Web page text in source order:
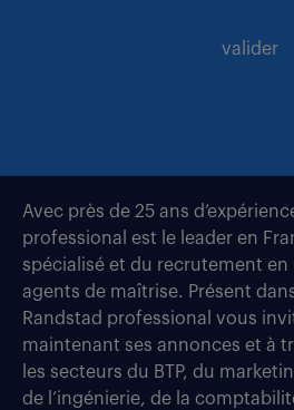
valider
Avec près de 25 ans
professional est le leader en
spécialisé et du recrutement en
agents de maîtrise. Présent
Randstad professional vous
maintenant ses annonces et à
les secteurs du BTP, du
de l’ingénierie, de la